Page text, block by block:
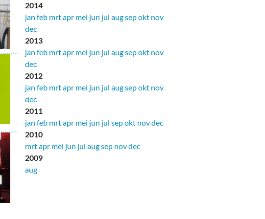
2014
jan feb mrtapr mei jun jul augsepokt nov
dec
2013
jan feb mrtapr mei jun jul augsepokt nov
dec
2012
jan feb mrtapr mei jun jul augsepokt nov
dec
2011
jan feb mrtapr mei jun jul sepokt novdec
2010
mrtapr mei jun jul augsep novdec
2009
aug